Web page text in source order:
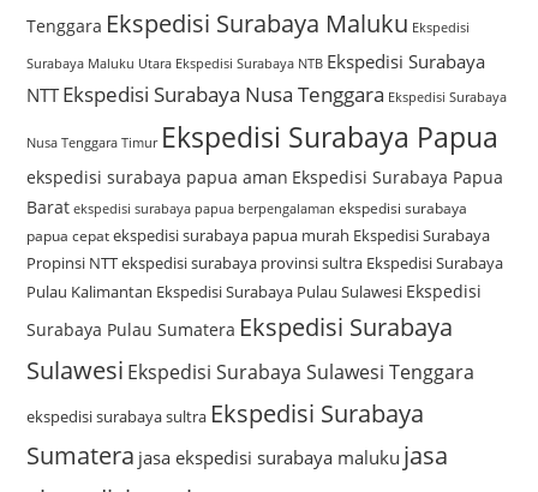
Tenggara Ekspedisi Surabaya Maluku Ekspedisi
Surabaya Maluku Utara Ekspedisi Surabaya NTB Ekspedisi Surabaya
NTTEkspedisi Surabaya Nusa Tenggara Ekspedisi Surabaya
Nusa Tenggara Timur Ekspedisi Surabaya Papua
ekspedisi surabaya papua aman Ekspedisi Surabaya Papua
Barat ekspedisi surabaya papua berpengalaman ekspedisi surabaya
papua cepat ekspedisi surabaya papua murah Ekspedisi Surabaya
Propinsi NTTekspedisi surabaya provinsi sultra Ekspedisi Surabaya
Pulau Kalimantan Ekspedisi Surabaya Pulau Sulawesi Ekspedisi
Surabaya Pulau Sumatera Ekspedisi Surabaya
Sulawesi Ekspedisi Surabaya Sulawesi Tenggara
ekspedisi surabaya sultra Ekspedisi Surabaya
Sumatera jasa ekspedisi surabaya maluku jasa